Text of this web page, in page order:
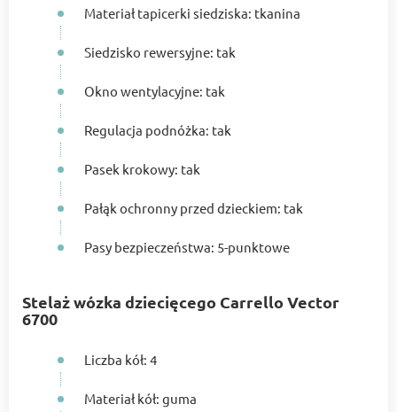
Materiał tapicerki siedziska: tkanina
Siedzisko rewersyjne: tak
Okno wentylacyjne: tak
Regulacja podnóżka: tak
Pasek krokowy: tak
Pałąk ochronny przed dzieckiem: tak
Pasy bezpieczeństwa: 5-punktowe
Stelaż wózka dziecięcego Carrello Vector
6700
Liczba kół: 4
Materiał kół: guma